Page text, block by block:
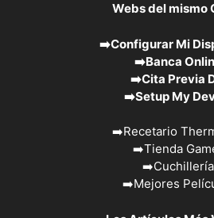
Webs del mismo
➡️Configurar Mi
➡️Banca
➡️Cita Previa
➡️Setup My
➡️Recetario
➡️Tienda
➡️Cuchillería
➡️Mejores